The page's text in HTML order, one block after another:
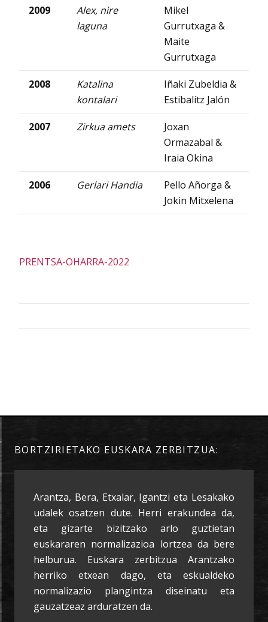
2009
Alex, nire
laguna
Mikel
Gurrutxaga &
Maite
Gurrutxaga
2008
Katalina
kontalari
Iñaki Zubeldia &
Estibalitz Jalón
2007 Zirkua amets
Joxan
Ormazabal &
Iraia Okina
2006 Gerlari Handia
Pello Añorga &
Jokin Mitxelena
PRENTSA-OHARRA-2022
BORTZIRIETAKO EUSKARA ZERBITZUA:
Arantza, Bera, Etxalar, Igantzi eta Lesakako
udalek osatzen dute. Herri erakundea da,
eta gizarte bizitzako arlo guztietan
euskararen normalizazioa lortzea da bere
helburua. Euskara zerbitzua Arantzako
herriko etxean dago, eta eskualdeko
normalizazio plangintza diseinatu eta
gauzatzeaz arduratzen da.